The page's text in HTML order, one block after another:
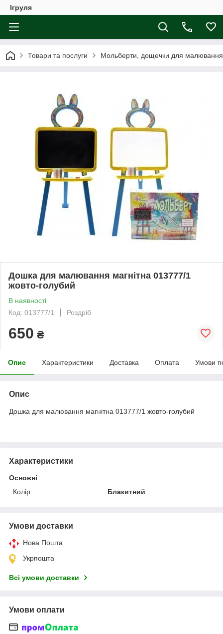
Ігруля
Товари та послуги Мольберти, дощечки для малювання
Дошка для малювання магнітна 013777/1
жовто-голубий
В наявності
Код: 013777/1
Роздріб
650 ₴
Опис Характеристики Доставка Оплата Умови
Опис
Дошка для малювання магнітна 013777/1 жовто-голубий
Характеристики
Основні
Колір
Блакитний
Умови доставки
Нова Пошта
Укрпошта
Всі умови доставки
Умови оплати